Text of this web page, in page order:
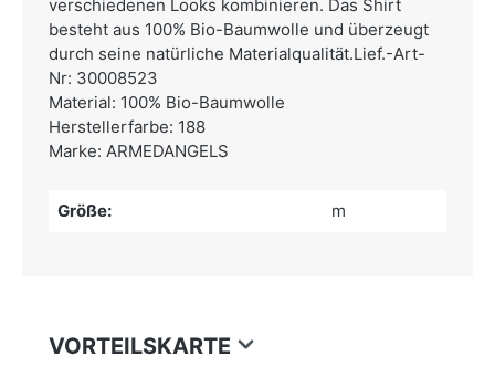
verschiedenen Looks kombinieren. Das Shirt
besteht aus 100% Bio-Baumwolle und überzeugt
durch seine natürliche Materialqualität.Lief.-Art-
Nr: 30008523
Material: 100% Bio-Baumwolle
Herstellerfarbe: 188
Marke: ARMEDANGELS
Größe: m
VORTEILSKARTE